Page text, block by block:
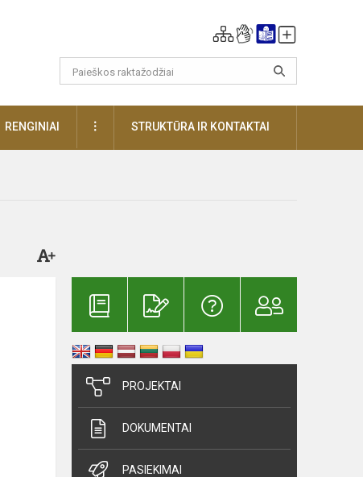
RENGINIAI DAUGIAUSTRUKTŪRA IR KONTAKTAI
PROJEKTAI
DOKUMENTAI
PASIEKIMAI